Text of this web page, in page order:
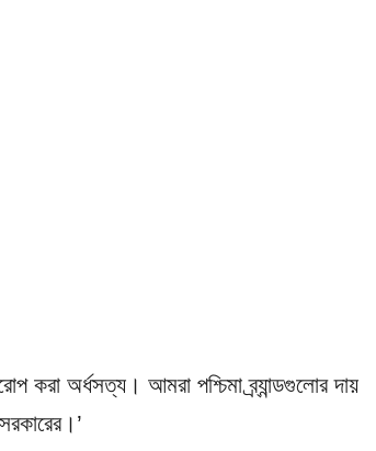
করা অর্ধসত্য। আমরা পশ্চিমা ব্র্যান্ডগুলোর দায়